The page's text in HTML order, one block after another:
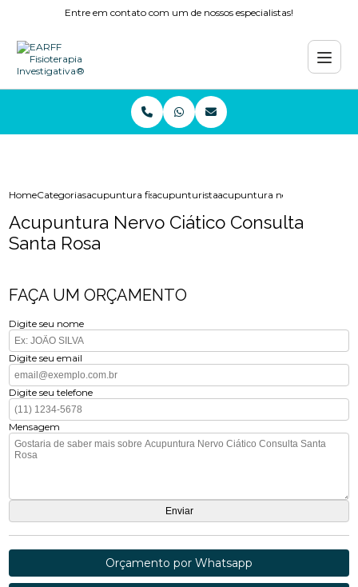
Entre em contato com um de nossos especialistas!
HomeCategoriasacupuntura fisioterapia
acupunturistaacupuntura nervo ciatico
Acupuntura Nervo Ciático Consulta
Santa Rosa
FAÇA UM ORÇAMENTO
Digite seu nome
Digite seu email
Digite seu telefone
Mensagem
Orçamento por Whatsapp